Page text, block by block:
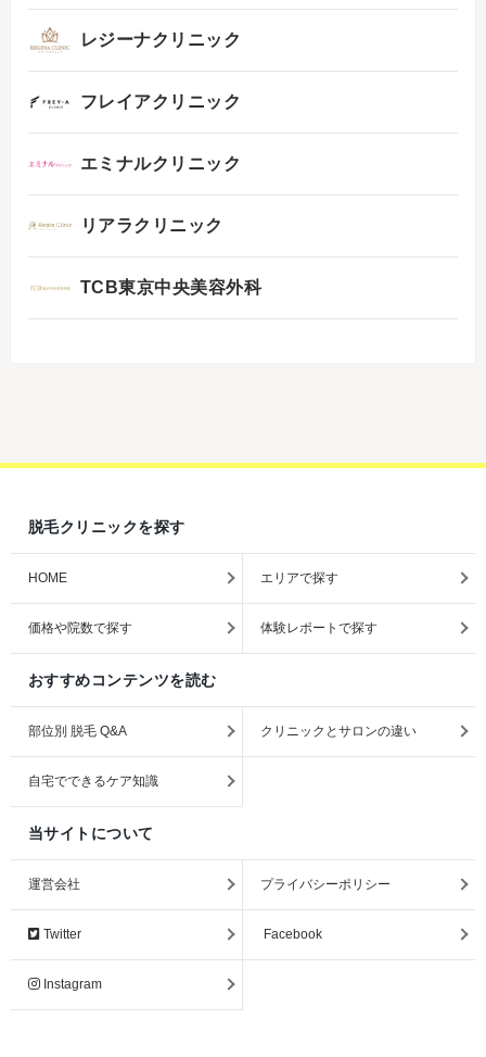
レジーナクリニック
フレイアクリニック
エミナルクリニック
リアラクリニック
TCB東京中央美容外科
脱毛クリニックを探す
HOME エリアで探す
価格や院数で探す 体験レポートで探す
おすすめコンテンツを読む
部位別 脱毛 Q&A クリニックとサロンの違い
自宅でできるケア知識
当サイトについて
運営会社 プライバシーポリシー
Twitter Facebook
Instagram